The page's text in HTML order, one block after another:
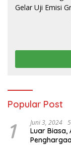
Popular Post
1 Juni 3, 2024
Luar Biasa,